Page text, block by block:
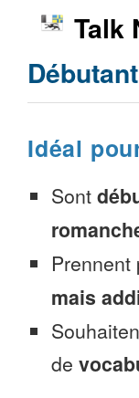
Talk
Idéal
Sont
mais
de